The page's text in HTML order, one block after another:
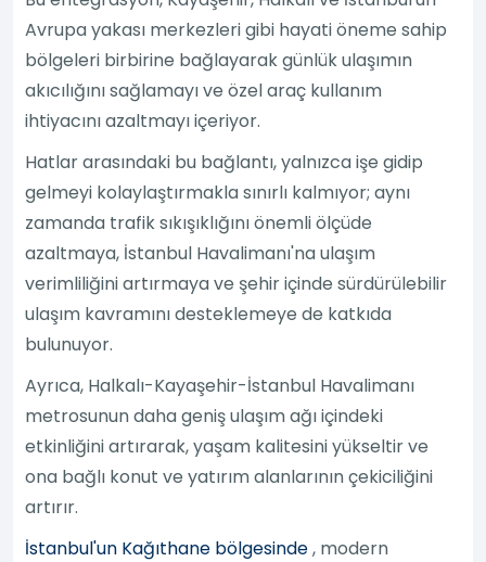
Avrupa yakası merkezleri gibi hayati öneme sahip
bölgeleri birbirine bağlayarak günlük ulaşımın
akıcılığını sağlamayı ve özel araç kullanım
ihtiyacını azaltmayı içeriyor.
Hatlar arasındaki bu bağlantı, yalnızca işe gidip
gelmeyi kolaylaştırmakla sınırlı kalmıyor; aynı
zamanda trafik sıkışıklığını önemli ölçüde
azaltmaya, İstanbul Havalimanı'na ulaşım
verimliliğini artırmaya ve şehir içinde sürdürülebilir
ulaşım kavramını desteklemeye de katkıda
bulunuyor.
Ayrıca, Halkalı-Kayaşehir-İstanbul Havalimanı
metrosunun daha geniş ulaşım ağı içindeki
etkinliğini artırarak, yaşam kalitesini yükseltir ve
ona bağlı konut ve yatırım alanlarının çekiciliğini
artırır.
İstanbul'un Kağıthane bölgesinde, modern